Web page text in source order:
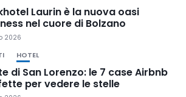
Laurin è la nuova oasi
nel cuore di Bolzano
2026
HOTEL
di San Lorenzo: le 7 case Airbnb
per vedere le stelle